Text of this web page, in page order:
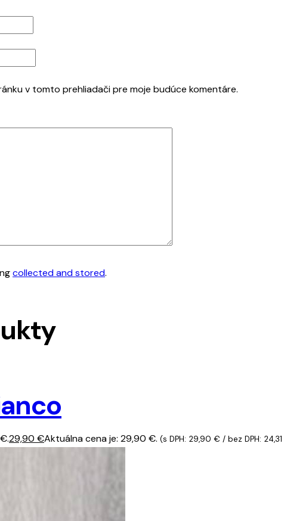
v tomto prehliadači pre moje budúce komentáre.
collected and stored.
29,90 €Aktuálna cena je: 29,90 €. (s DPH: 29,90 € / bez DPH: 24,31